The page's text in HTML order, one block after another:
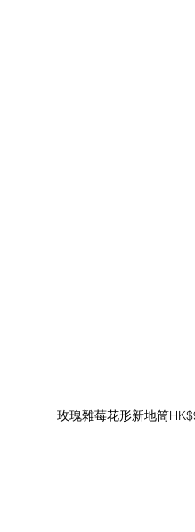
玫瑰雜莓花形新地筒